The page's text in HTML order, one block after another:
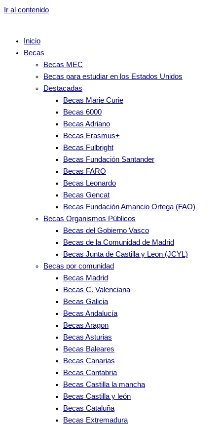
Ir al contenido
Inicio
Becas
Becas MEC
Becas para estudiar en los Estados Unidos
Destacadas
Becas Marie Curie
Becas 6000
Becas Adriano
Becas Erasmus+
Becas Fulbright
Becas Fundación Santander
Becas FARO
Becas Leonardo
Becas Gencat
Becas Fundación Amancio Ortega (FAO)
Becas Organismos Públicos
Becas del Gobierno Vasco
Becas de la Comunidad de Madrid
Becas Junta de Castilla y Leon (JCYL)
Becas por comunidad
Becas Madrid
Becas C. Valenciana
Becas Galicia
Becas Andalucía
Becas Aragon
Becas Asturias
Becas Baleares
Becas Canarias
Becas Cantabria
Becas Castilla la mancha
Becas Castilla y león
Becas Cataluña
Becas Extremadura